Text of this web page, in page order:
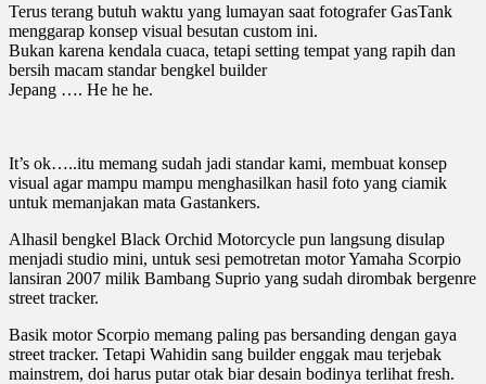
Terus terang butuh waktu yang lumayan saat fotografer GasTank
menggarap konsep visual besutan custom ini.
Bukan karena kendala cuaca, tetapi setting tempat yang rapih dan
bersih macam standar bengkel builder
Jepang …. He he he.
It’s ok…..itu memang sudah jadi standar kami, membuat konsep
visual agar mampu mampu menghasilkan hasil foto yang ciamik
untuk memanjakan mata Gastankers.
Alhasil bengkel Black Orchid Motorcycle pun langsung disulap
menjadi studio mini, untuk sesi pemotretan motor Yamaha Scorpio
lansiran 2007 milik Bambang Suprio yang sudah dirombak bergenre
street tracker.
Basik motor Scorpio memang paling pas bersanding dengan gaya
street tracker. Tetapi Wahidin sang builder enggak mau terjebak
mainstrem, doi harus putar otak biar desain bodinya terlihat fresh.